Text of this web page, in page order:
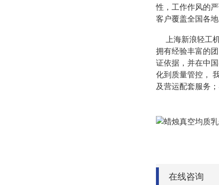
性，工作作风的
客户覆盖全国各
上海新浪轻工机
拥有经验丰富的
证依据，并在中
化到质量管控，
及营运配套服务
在线咨询